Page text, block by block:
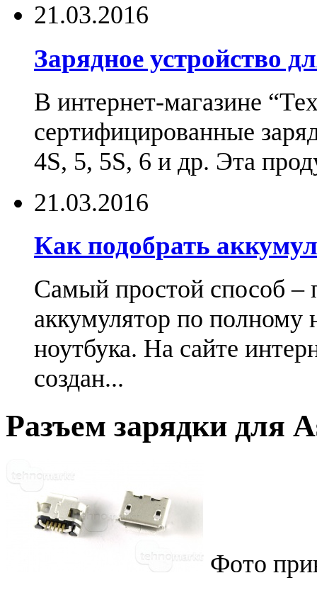
21.03.2016
Зарядное устройство
В интернет-магазине
сертифицированные
4S, 5, 5S, 6 и др. Эта
21.03.2016
Как подобрать
Самый простой способ –
аккумулятор по
ноутбука. На сайте
создан...
Разъем зарядки для
Фото